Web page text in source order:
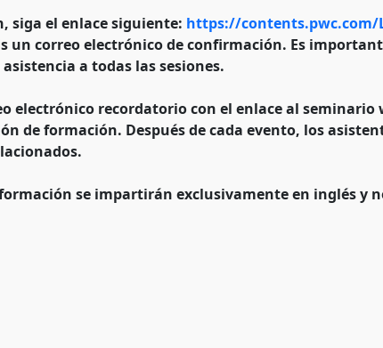
siga el enlace siguiente: https://contents.pwc.com/
un correo electrónico de confirmación. Es
a todas las sesiones.
electrónico recordatorio con el enlace al seminario
de formación. Después de cada evento, los
se impartirán exclusivamente en inglés y